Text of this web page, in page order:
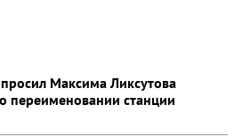
Максима Ликсутова
переименовании станции